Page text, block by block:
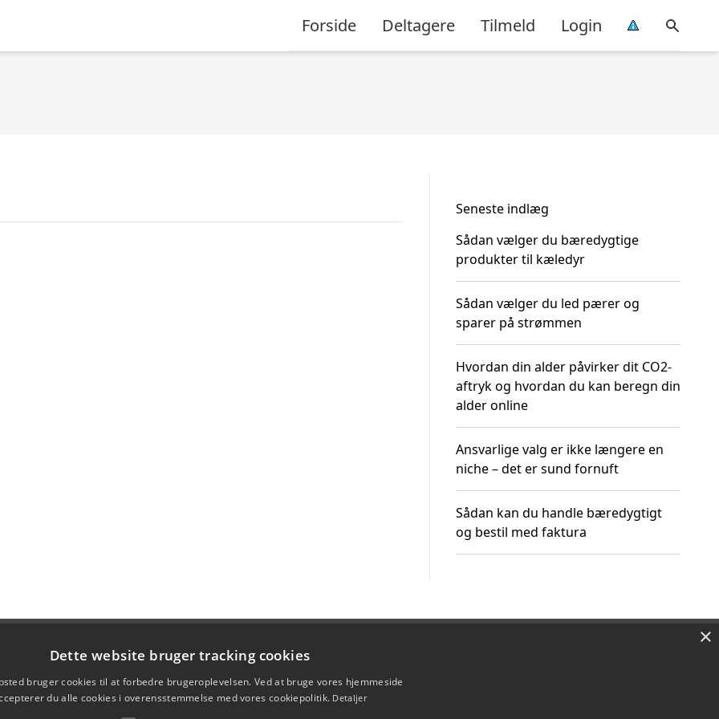
Forside Deltagere Tilmeld Login
Seneste indlæg
Sådan vælger du bæredygtige
produkter til kæledyr
Sådan vælger du led pærer og
sparer på strømmen
Hvordan din alder påvirker dit CO2-
aftryk og hvordan du kan beregn din
alder online
Ansvarlige valg er ikke længere en
niche – det er sund fornuft
Sådan kan du handle bæredygtigt
og bestil med faktura
×
Dette website bruger tracking cookies
bruger cookies til at forbedre brugeroplevelsen. Ved at bruge vores hjemmeside
du alle cookies i overensstemmelse med vores cookiepolitik. Detaljer